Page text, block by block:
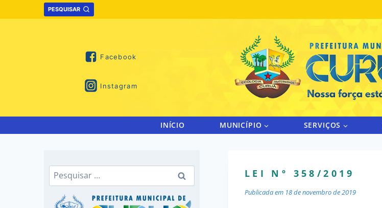
to
PESQUISAR
Facebook
Instagram
INÍCIO MUNICÍPIO SERVIÇOS
LEI Nº 358/2019
Publicada em 18 de novembro de 2019
Pesquisar
por: